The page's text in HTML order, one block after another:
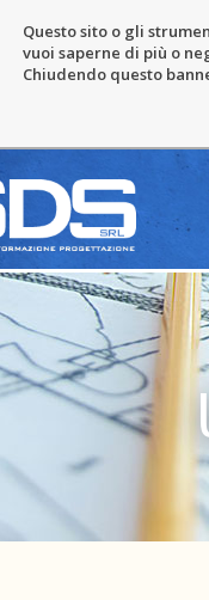
Questo sito o gli
vuoi saperne di più o
Chiudendo questo